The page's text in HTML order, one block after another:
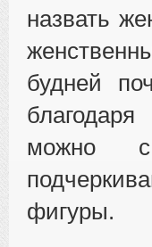
назвать
будней
можно с
фигуры.